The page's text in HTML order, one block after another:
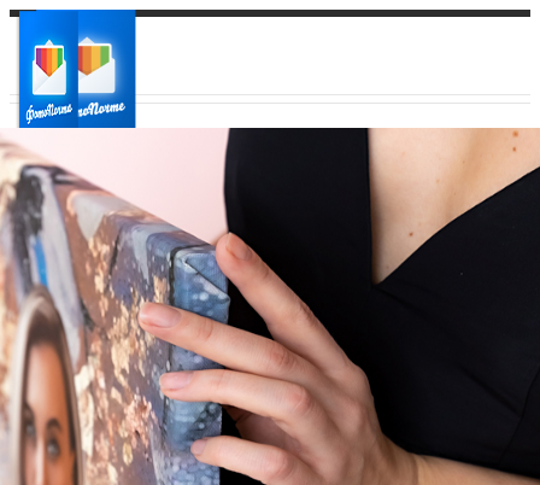
Ваш город:
Ваш регион доставки
Выберите из списка: